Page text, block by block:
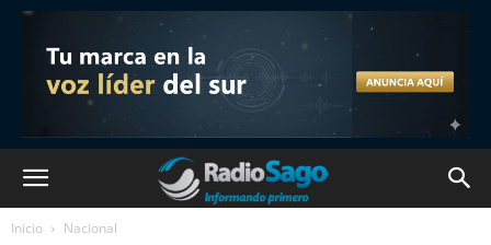
Inicio Nacional